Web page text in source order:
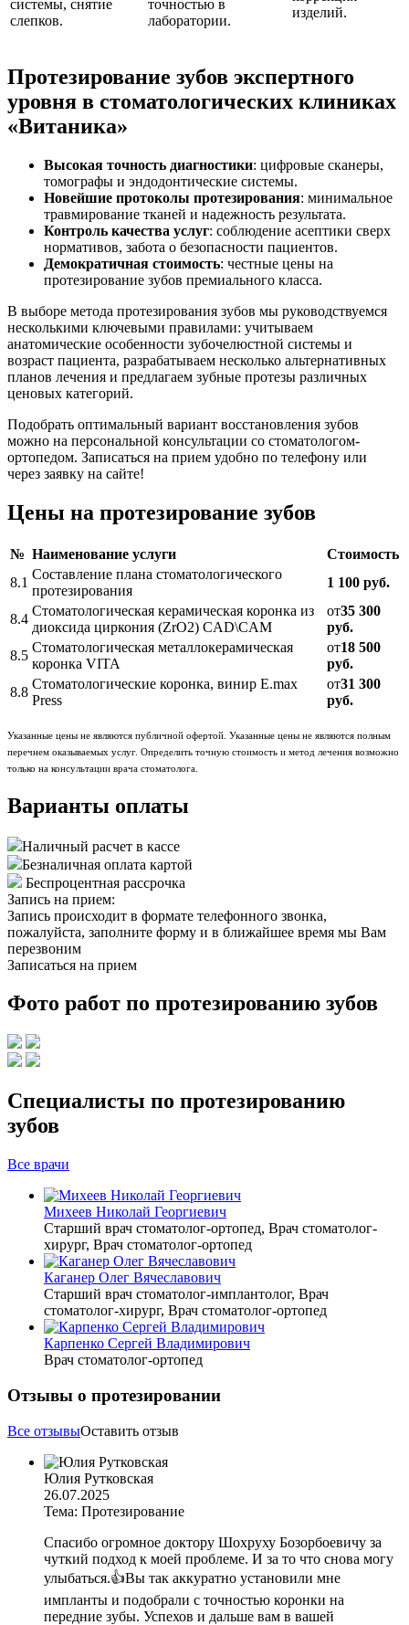
системы, снятие
слепков.
точностью в
лаборатории.
изделий.
Протезирование зубов экспертного
уровня в стоматологических клиниках
«Витаника»
Высокая точность диагностики: цифровые сканеры,
томографы и эндодонтические системы.
Новейшие протоколы протезирования: минимальное
травмирование тканей и надежность результата.
Контроль качества услуг: соблюдение асептики сверх
нормативов, забота о безопасности пациентов.
Демократичная стоимость: честные цены на
протезирование зубов премиального класса.
В выборе метода протезирования зубов мы руководствуемся
несколькими ключевыми правилами: учитываем
анатомические особенности зубочелюстной системы и
возраст пациента, разрабатываем несколько альтернативных
планов лечения и предлагаем зубные протезы различных
ценовых категорий.
Подобрать оптимальный вариант восстановления зубов
можно на персональной консультации со стоматологом-
ортопедом. Записаться на прием удобно по телефону или
через заявку на сайте!
Цены на протезирование зубов
№ Наименование услуги
Стоимость
8.1
Составление плана стоматологического
протезирования
1 100 руб.
8.4
Стоматологическая керамическая коронка из
диоксида циркония (ZrO2) CAD\CAM
от35 300
руб.
8.5
Стоматологическая металлокерамическая
коронка VITA
от18 500
руб.
8.8
Стоматологические коронка, винир E.max
Press
от31 300
руб.
Указанные цены не являются публичной офертой. Указанные цены не являются полным
перечнем оказываемых услуг. Определить точную стоимость и метод лечения возможно
только на консультации врача стоматолога.
Варианты оплаты
Наличный расчет в кассе
Безналичная оплата картой
Беспроцентная рассрочка
Запись на прием:
Запись происходит в формате телефонного звонка,
пожалуйста, заполните форму и в ближайшее время мы Вам
перезвоним
Записаться на прием
Фото работ по протезированию зубов
Специалисты по протезированию
зубов
Все врачи
Михеев Николай Георгиевич
Старший врач стоматолог-ортопед, Врач стоматолог-
хирург, Врач стоматолог-ортопед
Каганер Олег Вячеславович
Старший врач стоматолог-имплантолог, Врач
стоматолог-хирург, Врач стоматолог-ортопед
Карпенко Сергей Владимирович
Врач стоматолог-ортопед
Отзывы о протезировании
Все отзывыОставить отзыв
Юлия Рутковская
26.07.2025
Тема: Протезирование
Спасибо огромное доктору Шохруху Бозорбоевичу за
чуткий подход к моей проблеме. И за то что снова могу
улыбаться.👍Вы так аккуратно установили мне
импланты и подобрали с точностью коронки на
передние зубы. Успехов и дальше вам в вашей